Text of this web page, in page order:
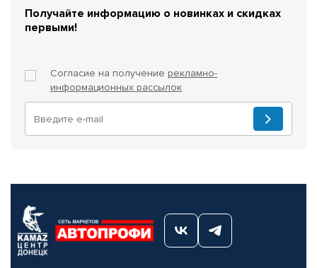
Получайте информацию о новинках и скидках
первыми!
Согласие на получение рекламно-
информационных рассылок